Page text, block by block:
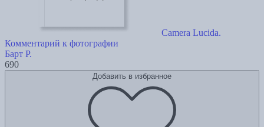
Camera Lucida.
Комментарий к фотографии
Барт Р.
690
Добавить в избранное